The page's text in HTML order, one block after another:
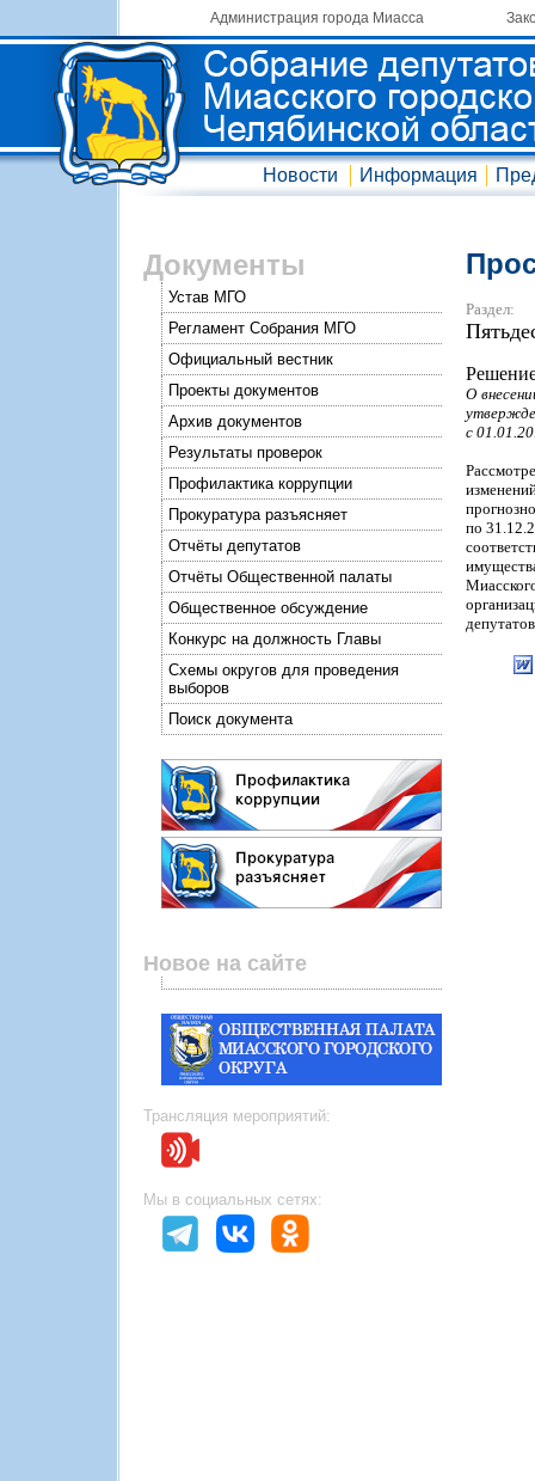
Администрация города Миасса
Новости Информация
Документы
Устав МГО
Регламент Собрания МГО
Официальный вестник
Проекты документов
Архив документов
Результаты проверок
Профилактика коррупции
Прокуратура разъясняет
Отчёты депутатов
Отчёты Общественной палаты
Общественное обсуждение
Конкурс на должность Главы
Схемы округов для проведения
выборов
Поиск документа
Новое на сайте
Трансляция мероприятий:
Мы в социальных сетях:
Раздел:
О
с
по